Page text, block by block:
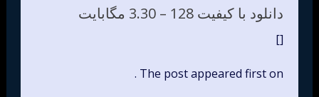
دانلود با کیفیت 128 – 3.30 مگابایت
[]
The post appeared first on .